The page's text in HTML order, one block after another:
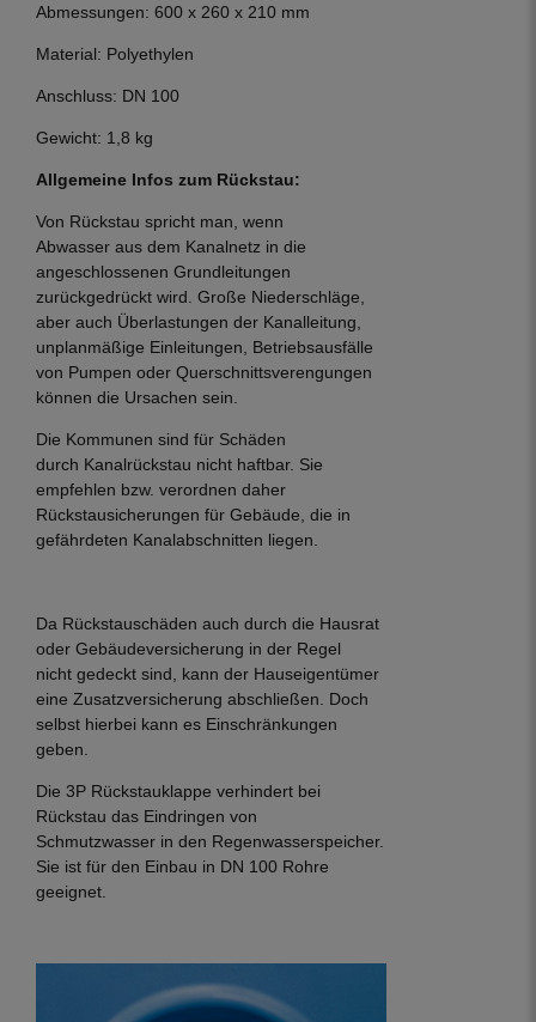
Abmessungen: 600 x 260 x 210 mm
Material: Polyethylen
Anschluss: DN 100
Gewicht: 1,8 kg
Allgemeine Infos zum Rückstau:
Von Rückstau spricht man, wenn
Abwasser aus dem Kanalnetz in die
angeschlossenen Grundleitungen
zurückgedrückt wird. Große Niederschläge,
aber auch Überlastungen der Kanalleitung,
unplanmäßige Einleitungen, Betriebsausfälle
von Pumpen oder Querschnittsverengungen
können die Ursachen sein.
Die Kommunen sind für Schäden
durch Kanalrückstau nicht haftbar. Sie
empfehlen bzw. verordnen daher
Rückstausicherungen für Gebäude, die in
gefährdeten Kanalabschnitten liegen.
Da Rückstauschäden auch durch die Hausrat
oder Gebäudeversicherung in der Regel
nicht gedeckt sind, kann der Hauseigentümer
eine Zusatzversicherung abschließen. Doch
selbst hierbei kann es Einschränkungen
geben.
Die 3P Rückstauklappe verhindert bei
Rückstau das Eindringen von
Schmutzwasser in den Regenwasserspeicher.
Sie ist für den Einbau in DN 100 Rohre
geeignet.